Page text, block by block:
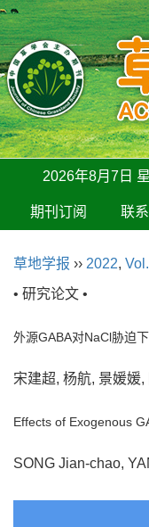
2026年8月7日
期刊订阅 联系
草地学报 ›› 2022,
• 研究论文 •
外源GABA对NaCl胁迫
宋建超, 杨航, 景媛
Effects of Exogenous
SONG Jian-chao,